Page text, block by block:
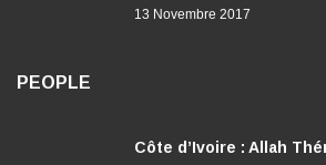
13 Novembre 2017
PEOPLE
Côte d’Ivoire : Allah